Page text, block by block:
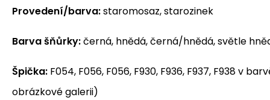
Provedení/barva:staromosaz, starozinek
Barva šňůrky:černá, hnědá, černá/hnědá, světle
Špička: F054, F056, F056, F930, F936, F937, F938 v
obrázkové galerii)